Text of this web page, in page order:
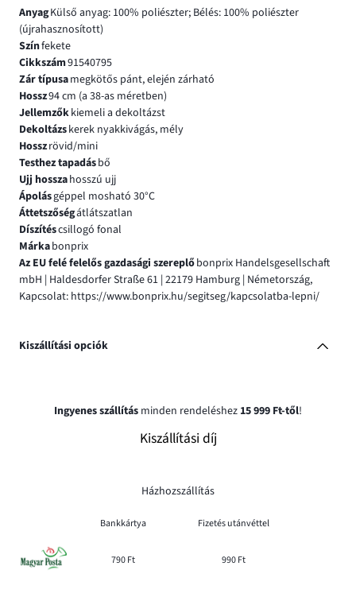
AnyagKülső anyag: 100% poliészter; Bélés: 100% poliészter
(újrahasznosított)
Színfekete
Cikkszám91540795
Zár típusamegkötős pánt, elején zárható
Hossz94 cm (a 38-as méretben)
Jellemzőkkiemeli a dekoltázst
Dekoltázskerek nyakkivágás, mély
Hosszrövid/mini
Testhez tapadásbő
Ujj hosszahosszú ujj
Ápolásgéppel mosható 30°C
Áttetszőségátlátszatlan
Díszítéscsillogó fonal
Márkabonprix
Az EU felé felelős gazdasági szereplőbonprix Handelsgesellschaft
mbH | Haldesdorfer Straße 61 | 22179 Hamburg | Németország,
Kapcsolat: https://www.bonprix.hu/segitseg/kapcsolatba-lepni/
Kiszállítási opciók
Ingyenes szállítás minden rendeléshez 15 999 Ft-től!
Kiszállítási díj
Házhozszállítás
Bankkártya Fizetés utánvéttel
790 Ft 990 Ft